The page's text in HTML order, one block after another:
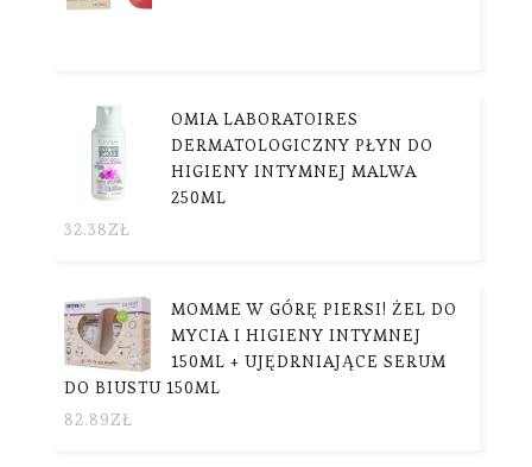
OMIA LABORATOIRES
DERMATOLOGICZNY PŁYN DO
HIGIENY INTYMNEJ MALWA
250ML
32.38ZŁ
MOMME W GÓRĘ PIERSI! ŻEL DO
MYCIA I HIGIENY INTYMNEJ
150ML + UJĘDRNIAJĄCE SERUM
DO BIUSTU 150ML
82.89ZŁ